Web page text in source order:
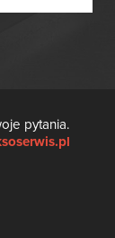
pytania.